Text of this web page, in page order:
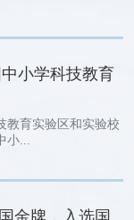
小学科技教育
教育实验区和实验校
小...
金牌，入选国